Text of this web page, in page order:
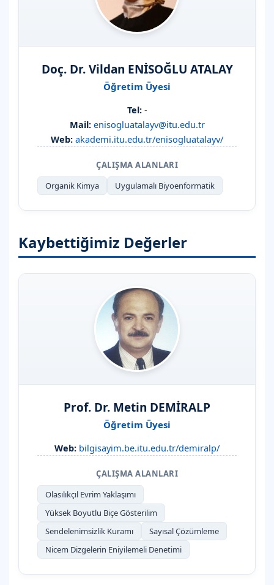
Doç. Dr. Vildan ENİSOĞLU ATALAY
Öğretim Üyesi
Tel:-
Mail: enisogluatalayv@itu.edu.tr
Web: akademi.itu.edu.tr/enisogluatalayv/
ÇALIŞMA ALANLARI
Organik Kimya
Uygulamalı Biyoenformatik
Kaybettiğimiz Değerler
Prof. Dr. Metin DEMİRALP
Öğretim Üyesi
Web: bilgisayim.be.itu.edu.tr/demiralp/
ÇALIŞMA ALANLARI
Olasılıkçıl Evrim Yaklaşımı
Yüksek Boyutlu Biçe Gösterilim
Sendelenimsizlik Kuramı
Sayısal Çözümleme
Nicem Dizgelerin Eniyilemeli Denetimi